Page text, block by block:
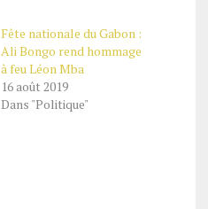
Fête nationale du Gabon :
Ali Bongo rend hommage
à feu Léon Mba
16 août 2019
Dans "Politique"